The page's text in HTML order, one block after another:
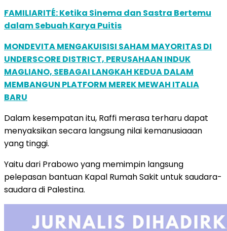
FAMILIARITÉ: Ketika Sinema dan Sastra Bertemu
dalam Sebuah Karya Puitis
MONDEVITA MENGAKUISISI SAHAM MAYORITAS DI
UNDERSCORE DISTRICT, PERUSAHAAN INDUK
MAGLIANO, SEBAGAI LANGKAH KEDUA DALAM
MEMBANGUN PLATFORM MEREK MEWAH ITALIA
BARU
Dalam kesempatan itu, Raffi merasa terharu dapat
menyaksikan secara langsung nilai kemanusiaaan
yang tinggi.
Yaitu dari Prabowo yang memimpin langsung
pelepasan bantuan Kapal Rumah Sakit untuk saudara-
saudara di Palestina.